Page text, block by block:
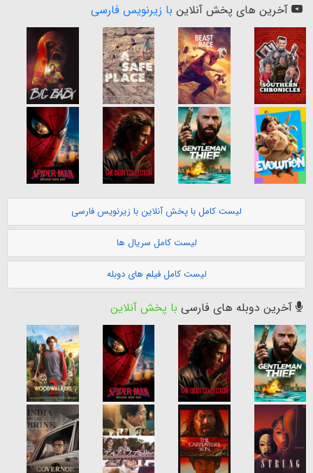
آخرین های پخش آنلاین با زیرنویس فارسی
لیست کامل با پخش آنلاین با زیرنویس فارسی
لیست کامل سریال ها
لیست کامل فیلم های دوبله
آخرین دوبله های فارسی با پخش آنلاین